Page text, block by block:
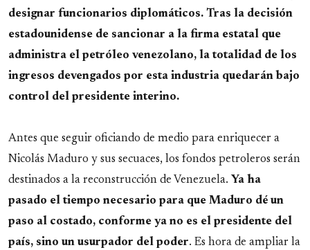
designar funcionarios diplomáticos. Tras la decisión
estadounidense de sancionar a la firma estatal que
administra el petróleo venezolano, la totalidad de los
ingresos devengados por esta industria quedarán bajo
control del presidente interino.
Antes que seguir oficiando de medio para enriquecer a
Nicolás Maduro y sus secuaces, los fondos petroleros serán
destinados a la reconstrucción de Venezuela. Ya ha
pasado el tiempo necesario para que Maduro dé un
paso al costado, conforme ya no es el presidente del
país, sino un usurpador del poder. Es hora de ampliar la